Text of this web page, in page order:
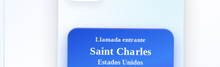
Llamada entrante
Saint Charles
Estados Unidos